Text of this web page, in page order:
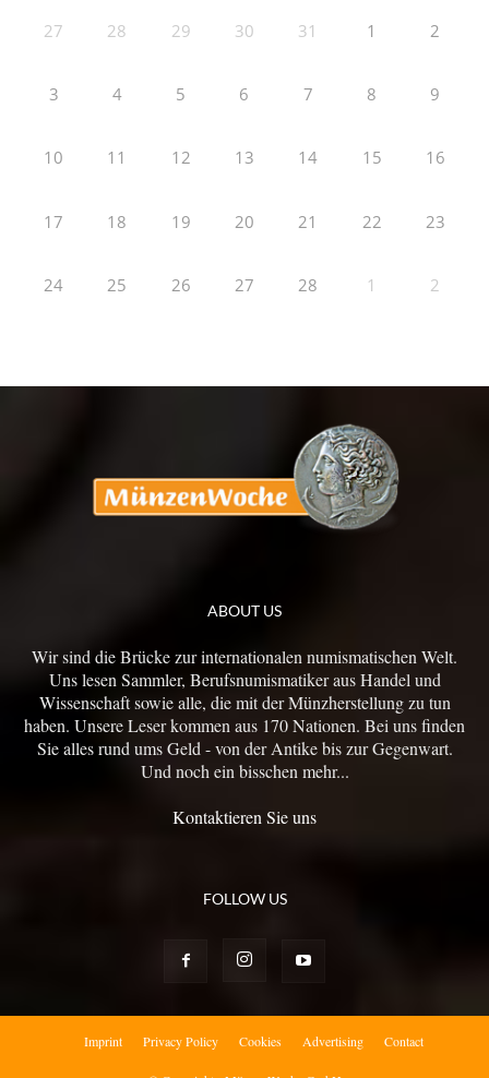
27 28 29 30 31 1 2
3 4 5 6 7 8 9
10 11 12 13 14 15 16
17 18 19 20 21 22 23
24 25 26 27 28 1 2
ABOUT US
Wir sind die Brücke zur internationalen numismatischen Welt.
Uns lesen Sammler, Berufsnumismatiker aus Handel und
Wissenschaft sowie alle, die mit der Münzherstellung zu tun
haben. Unsere Leser kommen aus 170 Nationen. Bei uns finden
Sie alles rund ums Geld - von der Antike bis zur Gegenwart.
Und noch ein bisschen mehr...
Kontaktieren Sie uns
FOLLOW US
Imprint Privacy Policy Cookies Advertising Contact